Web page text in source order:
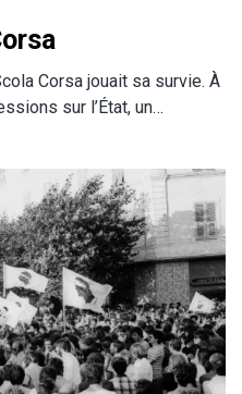
Corsa jouait sa survie. À
sur l’État, un…